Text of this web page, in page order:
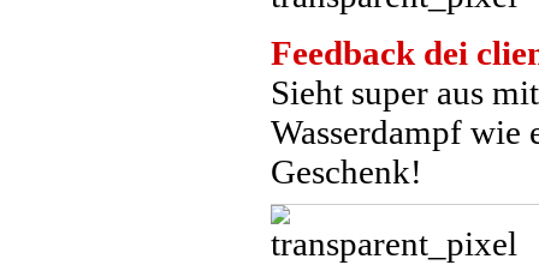
Feedback dei
Sieht super aus
Wasserdampf wie
Geschenk!